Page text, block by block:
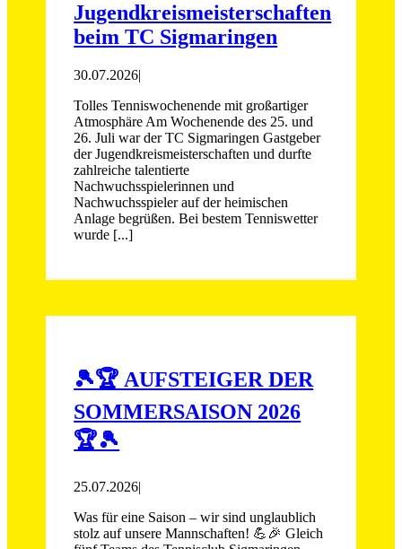
Jugendkreismeisterschaften
beim TC Sigmaringen
30.07.2026|
Tolles Tenniswochenende mit großartiger
Atmosphäre Am Wochenende des 25. und
26. Juli war der TC Sigmaringen Gastgeber
der Jugendkreismeisterschaften und durfte
zahlreiche talentierte
Nachwuchsspielerinnen und
Nachwuchsspieler auf der heimischen
Anlage begrüßen. Bei bestem Tenniswetter
wurde [...]
🎾🏆 AUFSTEIGER DER
SOMMERSAISON 2026
🏆🎾
25.07.2026|
Was für eine Saison – wir sind unglaublich
stolz auf unsere Mannschaften! 💪🎉 Gleich